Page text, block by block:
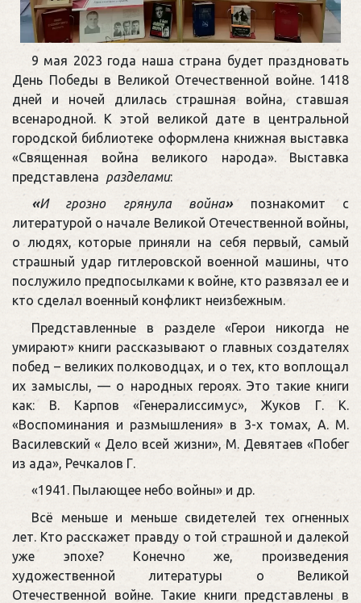
9 мая 2023 года наша страна будет праздновать
День Победы в Великой Отечественной войне. 1418
дней и ночей длилась страшная война, ставшая
всенародной. К этой великой дате в центральной
городской библиотеке оформлена книжная выставка
«Священная война великого народа». Выставка
представлена разделами:
«И грозно грянула война»
познакомит с
литературой о начале Великой Отечественной войны,
о людях, которые приняли на себя первый, самый
страшный удар гитлеровской военной машины, что
послужило предпосылками к войне, кто развязал ее и
кто сделал военный конфликт неизбежным.
Представленные в разделе «Герои никогда не
умирают» книги рассказывают о главных создателях
побед – великих полководцах, и о тех, кто воплощал
их замыслы, — о народных героях. Это такие книги
как: В. Карпов «Генералиссимус», Жуков Г. К.
«Воспоминания и размышления» в 3-х томах, А. М.
Василевский « Дело всей жизни», М. Девятаев «Побег
из ада», Речкалов Г.
«1941. Пылающее небо войны» и др.
Всё меньше и меньше свидетелей тех огненных
лет. Кто расскажет правду о той страшной и далекой
уже эпохе? Конечно же, произведения
художественной литературы о Великой
Отечественной войне. Такие книги представлены в